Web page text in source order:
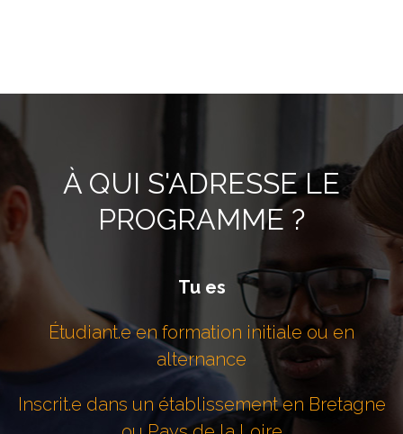
À QUI S'ADRESSE LE
PROGRAMME ?
Tu es
Étudiant.e en formation initiale ou en
alternance
Inscrit.e dans un établissement en Bretagne